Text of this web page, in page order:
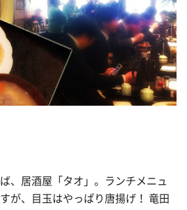
、居酒屋「タオ」。ランチメニュ
が、目玉はやっぱり唐揚げ！ 竜田